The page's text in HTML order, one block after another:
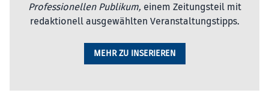
Professionellen Publikum, einem Zeitungsteil mit
redaktionell ausgewählten Veranstaltungstipps.
MEHR ZU INSERIEREN